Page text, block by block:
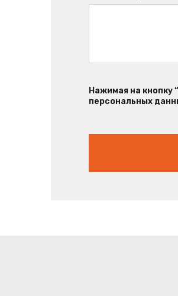
Нажимая на кнопку
персональных